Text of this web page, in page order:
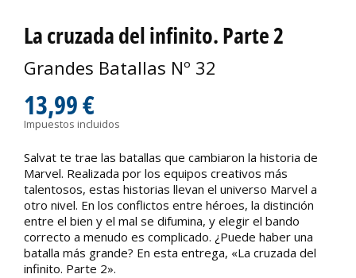
La cruzada del infinito. Parte 2
Grandes Batallas Nº 32
13,99 €
Impuestos incluidos
Salvat te trae las batallas que cambiaron la historia de
Marvel. Realizada por los equipos creativos más
talentosos, estas historias llevan el universo Marvel a
otro nivel. En los conflictos entre héroes, la distinción
entre el bien y el mal se difumina, y elegir el bando
correcto a menudo es complicado. ¿Puede haber una
batalla más grande? En esta entrega, «La cruzada del
infinito. Parte 2».